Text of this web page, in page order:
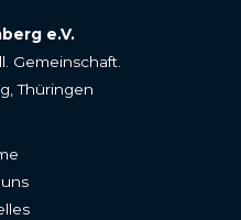
e.V.
Gemeinschaft.
Thüringen